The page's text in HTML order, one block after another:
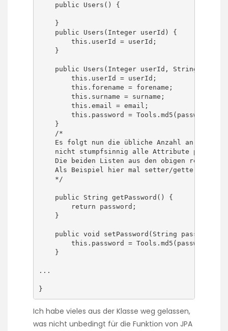
    public Users() {
    }
    public Users(Integer userId) {
        this.userId = userId;
    }
public Users(Integer userId, String
        this.userId = userId;
        this.forename = forename;
        this.surname = surname;
        this.email = email;
        this.password = Tools.md5(password);
    }
    /*
Es folgt nun die übliche Anzahl an
nicht stumpfsinnig alle Attribute per
Die beiden Listen aus den obigen
Als Beispiel hier mal setter/getter für
    */
    public String getPassword() {
        return password;
    }
    public void setPassword(String password) {
        this.password = Tools.md5(password);
    }
...
}
Ich habe vieles aus der Klasse weg gelassen,
was nicht unbedingt für die Funktion von JPA